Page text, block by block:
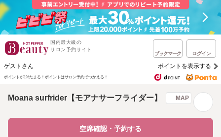
国内最大級の
サロン予約サイト
ブックマーク ログイン
ゲストさん ポイントを表示する
ポイントが1%たまる！ ポイントはサロン予約でつかえる！
Moana surfrider【モアナサーフライダー】 MAP
空席確認・予約する